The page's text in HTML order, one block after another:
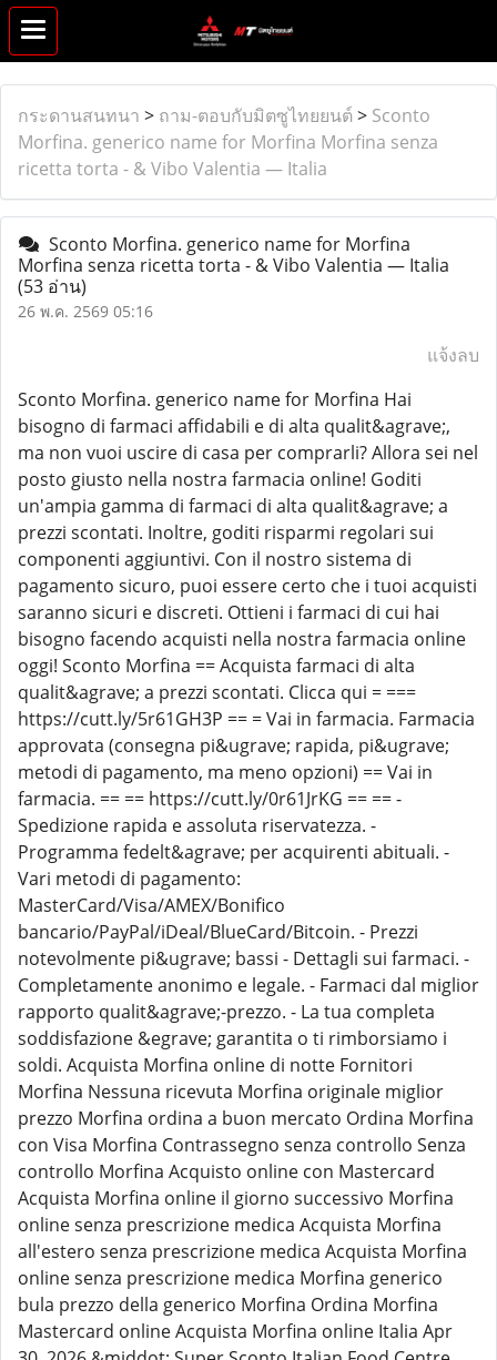
กระดานสนทนา > ถาม-ตอบกับมิตซูไทยยนต์ > Sconto
Morfina. generico name for Morfina Morfina senza
ricetta torta - & Vibo Valentia — Italia
Sconto Morfina. generico name for Morfina
Morfina senza ricetta torta - & Vibo Valentia — Italia
(53 อ่าน)
26 พ.ค. 2569 05:16
แจ้งลบ
Sconto Morfina. generico name for Morfina Hai
bisogno di farmaci affidabili e di alta qualit&agrave;,
ma non vuoi uscire di casa per comprarli? Allora sei nel
posto giusto nella nostra farmacia online! Goditi
un'ampia gamma di farmaci di alta qualit&agrave; a
prezzi scontati. Inoltre, goditi risparmi regolari sui
componenti aggiuntivi. Con il nostro sistema di
pagamento sicuro, puoi essere certo che i tuoi acquisti
saranno sicuri e discreti. Ottieni i farmaci di cui hai
bisogno facendo acquisti nella nostra farmacia online
oggi! Sconto Morfina == Acquista farmaci di alta
qualit&agrave; a prezzi scontati. Clicca qui = ===
https://cutt.ly/5r61GH3P == = Vai in farmacia. Farmacia
approvata (consegna pi&ugrave; rapida, pi&ugrave;
metodi di pagamento, ma meno opzioni) == Vai in
farmacia. == == https://cutt.ly/0r61JrKG == == -
Spedizione rapida e assoluta riservatezza. -
Programma fedelt&agrave; per acquirenti abituali. -
Vari metodi di pagamento:
MasterCard/Visa/AMEX/Bonifico
bancario/PayPal/iDeal/BlueCard/Bitcoin. - Prezzi
notevolmente pi&ugrave; bassi - Dettagli sui farmaci. -
Completamente anonimo e legale. - Farmaci dal miglior
rapporto qualit&agrave;-prezzo. - La tua completa
soddisfazione &egrave; garantita o ti rimborsiamo i
soldi. Acquista Morfina online di notte Fornitori
Morfina Nessuna ricevuta Morfina originale miglior
prezzo Morfina ordina a buon mercato Ordina Morfina
con Visa Morfina Contrassegno senza controllo Senza
controllo Morfina Acquisto online con Mastercard
Acquista Morfina online il giorno successivo Morfina
online senza prescrizione medica Acquista Morfina
all'estero senza prescrizione medica Acquista Morfina
online senza prescrizione medica Morfina generico
bula prezzo della generico Morfina Ordina Morfina
Mastercard online Acquista Morfina online Italia Apr